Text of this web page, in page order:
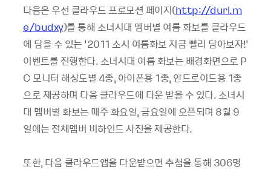
다음은 우선 클라우드 프로모션 페이지(http://durl.m
e/budxy)를 통해 소녀시대 멤버별 여름 화보를 클라우드
에 담을 수 있는 ‘2011 소시 여름화보 지금 빨리 담아보자!’
이벤트를 진행한다. 소녀시대 여름 화보는 배경화면으로 P
C 모니터 해상도별 4종, 아이폰용 1종, 안드로이드용 1종
으로 제공하며 다음 클라우드에 다운 받을 수 있다. 소녀시
대 멤버별 화보는 매주 화요일, 금요일에 오픈되며 8월 9
일에는 전체멤버 비하인드 사진을 제공한다.
또한, 다음 클라우드앱을 다운받으면 추첨을 통해 306명